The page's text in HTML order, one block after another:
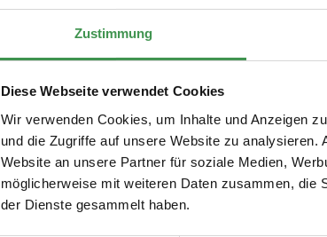
Zustimmung
Diese Webseite verwendet Cookies
Wir verwenden Cookies, um Inhalte und Anzeigen
und die Zugriffe auf unsere Website zu
Website an unsere Partner für soziale Medien,
möglicherweise mit weiteren Daten zusammen, die
der Dienste gesammelt haben.